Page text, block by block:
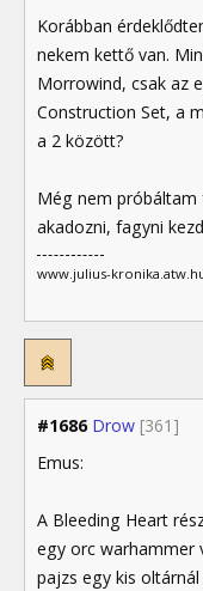
Korábban
nekem kettő van.
Morrowind, csak az
Construction Set, a
a 2 között?
Még nem
akadozni, fagyni
www.julius-
#1686 Drow [361]
Emus:
A Bleeding Heart
egy orc warhammer
pajzs egy kis